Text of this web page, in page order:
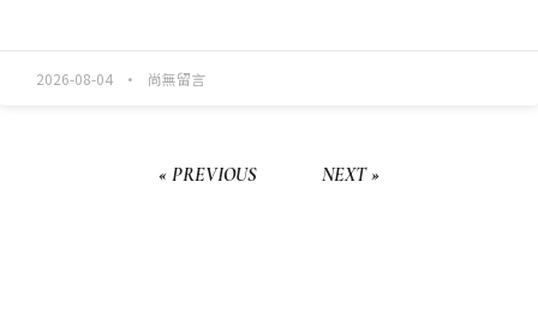
2026-08-04 尚無留言
« PREVIOUS NEXT »